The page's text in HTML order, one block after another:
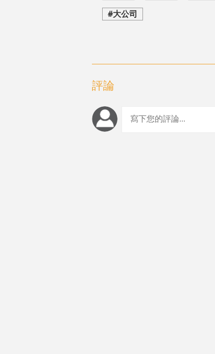
#大公司
評論